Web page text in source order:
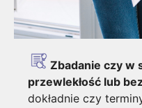
Zbadanie czy w
przewlekłość lub
dokładnie czy